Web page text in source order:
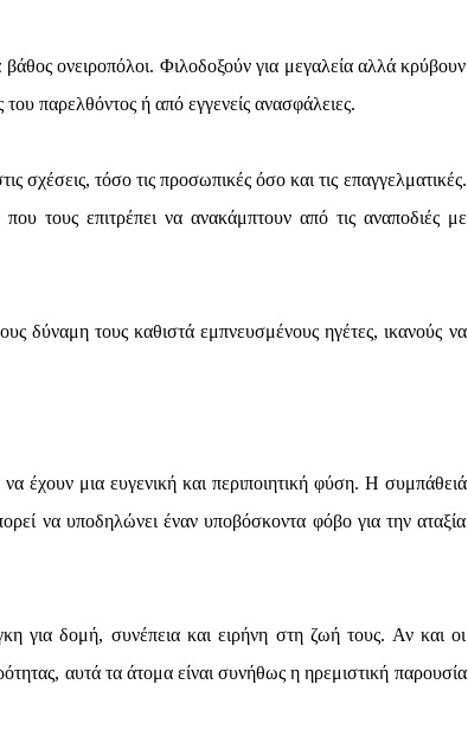
ονειροπόλοι. Φιλοδοξούν για μεγαλεία αλλά κρύβουν
παρελθόντος ή από εγγενείς ανασφάλειες.
σχέσεις, τόσο τις προσωπικές όσο και τις επαγγελματικές.
τους επιτρέπει να ανακάμπτουν από τις αναποδιές με
δύναμη τους καθιστά εμπνευσμένους ηγέτες, ικανούς να
έχουν μια ευγενική και περιποιητική φύση. Η συμπάθειά
να υποδηλώνει έναν υποβόσκοντα φόβο για την αταξία
για δομή, συνέπεια και ειρήνη στη ζωή τους. Αν και οι
αυτά τα άτομα είναι συνήθως η ηρεμιστική παρουσία